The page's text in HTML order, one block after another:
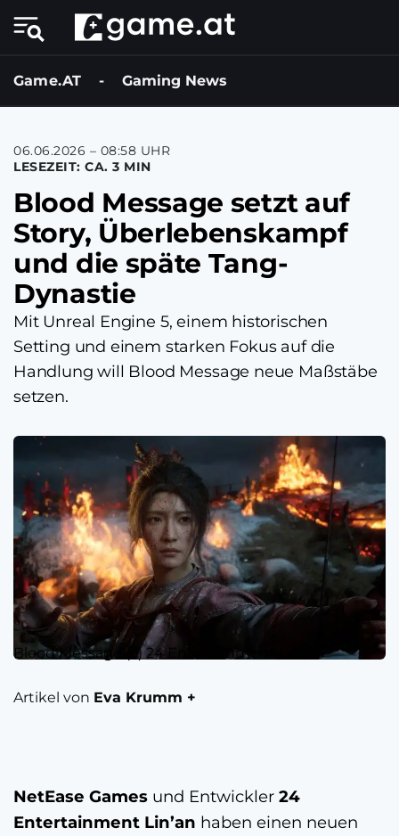
Game.AT - Gaming News
06.06.2026 – 08:58 UHR
LESEZEIT: CA. 3 MIN
Blood Message setzt auf
Story, Überlebenskampf
und die späte Tang-
Dynastie
Mit Unreal Engine 5, einem historischen
Setting und einem starken Fokus auf die
Handlung will Blood Message neue Maßstäbe
setzen.
Blood Message (c) 24 Entertainment Lin’an
Artikel von Eva Krumm +
NetEase Games und Entwickler 24
Entertainment Lin’an haben einen neuen